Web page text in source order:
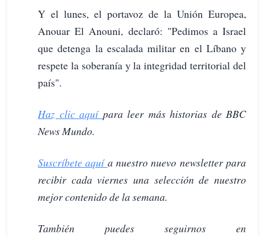
Y el lunes, el portavoz de la Unión Europea,
Anouar El Anouni, declaró: "Pedimos a Israel
que detenga la escalada militar en el Líbano y
respete la soberanía y la integridad territorial del
país".
Haz clic aquí para leer más historias de BBC
News Mundo.
Suscríbete aquí a nuestro nuevo newsletter para
recibir cada viernes una selección de nuestro
mejor contenido de la semana.
También puedes seguirnos en